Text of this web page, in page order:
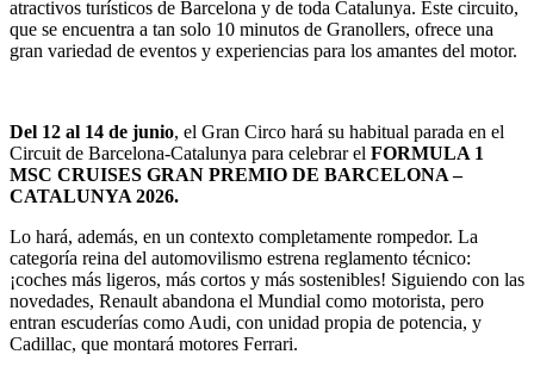
atractivos turísticos de Barcelona y de toda Catalunya. Este circuito,
que se encuentra a tan solo 10 minutos de Granollers, ofrece una
gran variedad de eventos y experiencias para los amantes del motor.
Del 12 al 14 de junio, el Gran Circo hará su habitual parada en el
Circuit de Barcelona-Catalunya para celebrar el FORMULA 1
MSC CRUISES GRAN PREMIO DE BARCELONA –
CATALUNYA 2026.
Lo hará, además, en un contexto completamente rompedor. La
categoría reina del automovilismo estrena reglamento técnico:
¡coches más ligeros, más cortos y más sostenibles! Siguiendo con las
novedades, Renault abandona el Mundial como motorista, pero
entran escuderías como Audi, con unidad propia de potencia, y
Cadillac, que montará motores Ferrari.